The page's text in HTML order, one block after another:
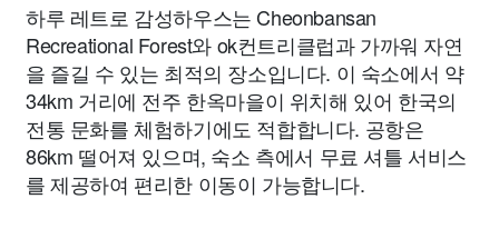
하루 레트로 감성하우스는 Cheonbansan
Recreational Forest와 ok컨트리클럽과 가까워 자연
을 즐길 수 있는 최적의 장소입니다. 이 숙소에서 약
34km 거리에 전주 한옥마을이 위치해 있어 한국의
전통 문화를 체험하기에도 적합합니다. 공항은
86km 떨어져 있으며, 숙소 측에서 무료 셔틀 서비스
를 제공하여 편리한 이동이 가능합니다.